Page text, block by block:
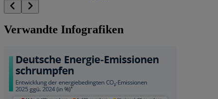
Verwandte Infografiken